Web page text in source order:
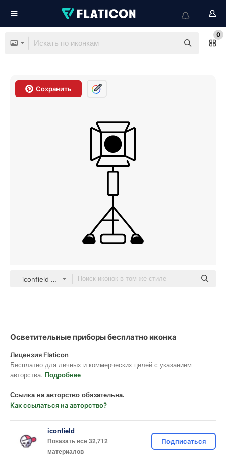
0
Сохранить
iconfield Others
Осветительные приборы бесплатно иконка
Лицензия Flaticon
Бесплатно для личных и коммерческих целей с указанием
авторства. Подробнее
Ссылка на авторство обязательна.
Как ссылаться на авторство?
iconfield
Показать все 32,712
материалов
Подписаться